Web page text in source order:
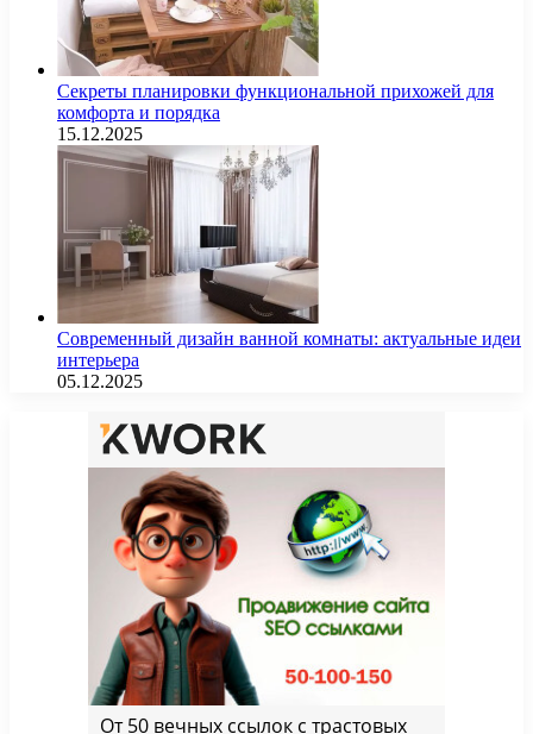
Секреты планировки функциональной прихожей для
комфорта и порядка
15.12.2025
Современный дизайн ванной комнаты: актуальные идеи
интерьера
05.12.2025